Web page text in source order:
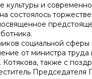
культуры и
состоялось
социальной сферы
от министра труда
также с
Председателя